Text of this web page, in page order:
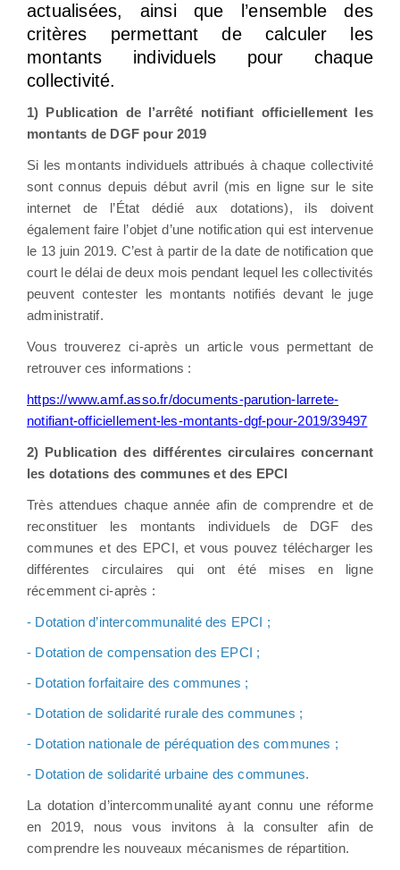
actualisées, ainsi que l’ensemble des
critères permettant de calculer les
montants individuels pour chaque
collectivité.
1) Publication de l’arrêté notifiant officiellement les
montants de DGF pour 2019
Si les montants individuels attribués à chaque collectivité
sont connus depuis début avril (mis en ligne sur le site
internet de l’État dédié aux dotations), ils doivent
également faire l’objet d’une notification qui est intervenue
le 13 juin 2019. C’est à partir de la date de notification que
court le délai de deux mois pendant lequel les collectivités
peuvent contester les montants notifiés devant le juge
administratif.
Vous trouverez ci-après un article vous permettant de
retrouver ces informations :
https://www.amf.asso.fr/documents-parution-larrete-
notifiant-officiellement-les-montants-dgf-pour-2019/39497
2) Publication des différentes circulaires concernant
les dotations des communes et des EPCI
Très attendues chaque année afin de comprendre et de
reconstituer les montants individuels de DGF des
communes et des EPCI, et vous pouvez télécharger les
différentes circulaires qui ont été mises en ligne
récemment ci-après :
- Dotation d’intercommunalité des EPCI ;
- Dotation de compensation des EPCI ;
- Dotation forfaitaire des communes ;
- Dotation de solidarité rurale des communes ;
- Dotation nationale de péréquation des communes ;
- Dotation de solidarité urbaine des communes.
La dotation d’intercommunalité ayant connu une réforme
en 2019, nous vous invitons à la consulter afin de
comprendre les nouveaux mécanismes de répartition.